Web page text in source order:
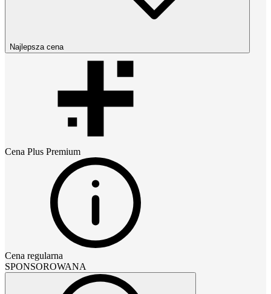
Najlepsza cena
Cena Plus Premium
Cena regularna
SPONSOROWANA